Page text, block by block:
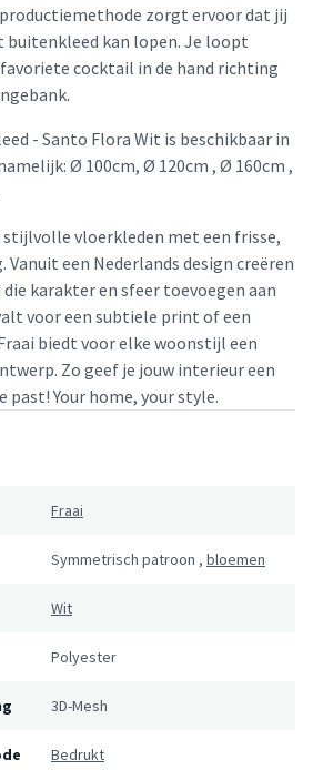
zorgt ervoor dat jij
buitenkleed kan lopen. Je loopt
cocktail in de hand richting
- Santo Flora Wit is beschikbaar in
Ø 100cm, Ø 120cm , Ø 160cm ,
vloerkleden met een frisse,
een Nederlands design creëren
karakter en sfeer toevoegen aan
voor een subtiele print of een
biedt voor elke woonstijl een
Zo geef je jouw interieur een
past! Your home, your style.
Fraai
Symmetrisch patroon , bloemen
Wit
Polyester
3D-Mesh
Bedrukt